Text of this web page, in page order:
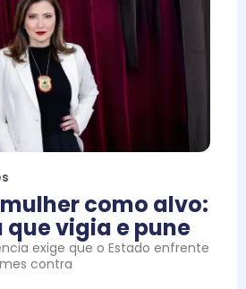
como alvo:
vigia e pune
exige que o Estado enfrente
contra